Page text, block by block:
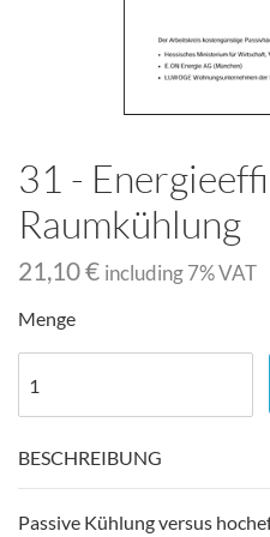
31 -
Raumkühlung
21,10 € including 7% VAT
Menge
BESCHREIBUNG
Passive Kühlung versus